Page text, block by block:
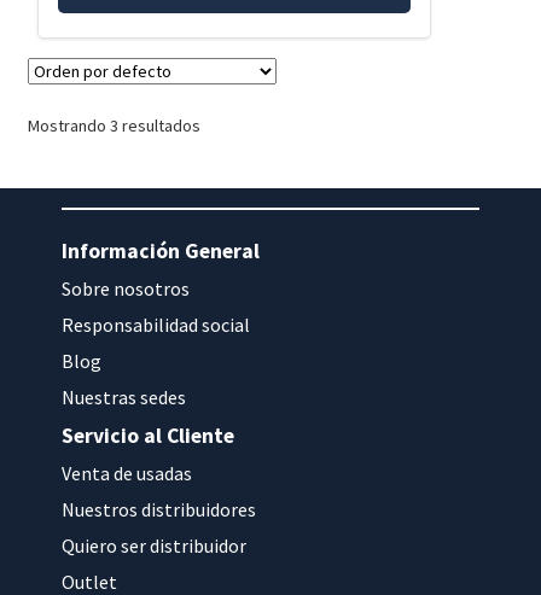
Mostrando 3 resultados
Información General
Sobre nosotros
Responsabilidad social
Blog
Nuestras sedes
Servicio al Cliente
Venta de usadas
Nuestros distribuidores
Quiero ser distribuidor
Outlet